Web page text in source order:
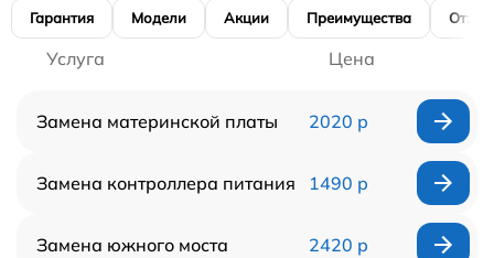
Гарантия Модели Акции Преимущества
Услуга Цена
Замена материнской платы 2020 р
Замена контроллера питания 1490 р
Замена южного моста 2420 р